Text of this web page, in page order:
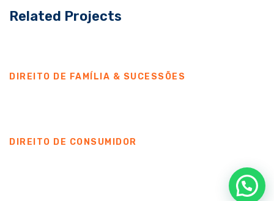
Related Projects
DIREITO DE FAMÍLIA & SUCESSÕES
DIREITO DE CONSUMIDOR